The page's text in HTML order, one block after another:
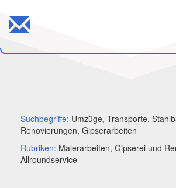
Suchbegriffe: Umzüge, Transporte,
Renovierungen, Gipserarbeiten
Rubriken: Malerarbeiten, Gipserei und
Allroundservice